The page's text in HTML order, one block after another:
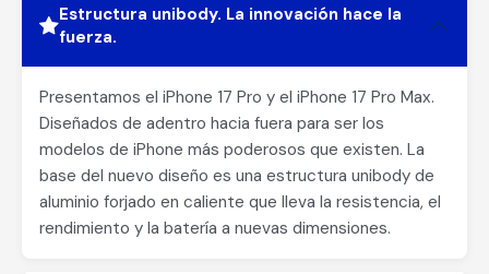
Estructura unibody. La innovación hace la
fuerza.
Presentamos el iPhone 17 Pro y el iPhone 17 Pro Max.
Diseñados de adentro hacia fuera para ser los
modelos de iPhone más poderosos que existen. La
base del nuevo diseño es una estructura unibody de
aluminio forjado en caliente que lleva la resistencia, el
rendimiento y la batería a nuevas dimensiones.